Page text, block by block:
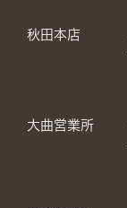
秋田本店
大曲営業所